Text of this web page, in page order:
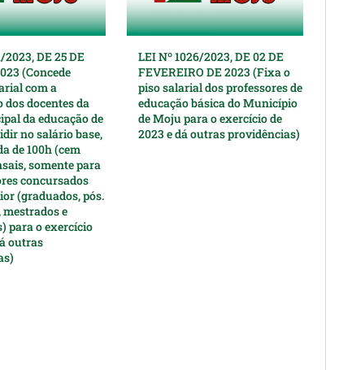
2023, DE 25 DE
(Concede
com a
docentes da
da educação de
no salário base,
de 100h (cem
somente para
concursados
(graduados, pós.
e
para o exercício
outras
LEI Nº 1026/2023, DE 02 DE
FEVEREIRO DE 2023 (Fixa o
piso salarial dos professores de
educação básica do Município
de Moju para o exercício de
2023 e dá outras providências)